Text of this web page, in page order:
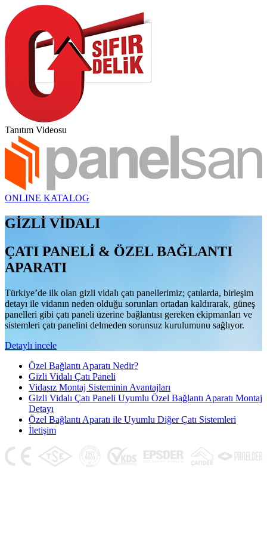
Tanıtım Videosu
ONLINE KATALOG
GİZLİ VİDALI
ÇATI PANELİ & ÖZEL BAĞLANTI
APARATI
Türkiye’de ilk olan gizli vidalı çatı panellerimiz; çatılarda, birleşim
detayı ile vidanın neden olduğu sorunları ortadan kaldırarak, güneş
panelleri gibi çatı paneli üzerine bağlantısı gereken ekipmanları ve
sistemleri çatı panelini delmeden sorunsuz kurulumunu sağlıyor.
Detaylı incele
Özel Bağlantı Aparatı Nedir?
Gizli Vidalı Çatı Paneli
Vidasız Montaj Sisteminin Avantajları
Gizli Vidalı Çatı Paneli Uyumlu Özel Bağlantı Aparatı Montaj
Detayı
Özel Bağlantı Aparatı ile Uyumlu Diğer Çatı Sistemleri
İletişim